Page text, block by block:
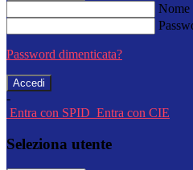
Nome
Password dimenticata?
-
Entra con SPID Entra con CIE
Seleziona utente